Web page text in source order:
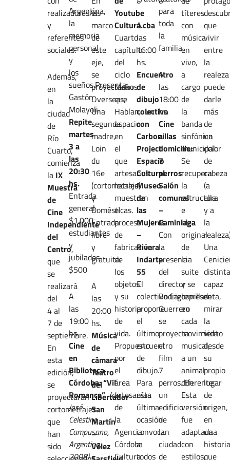
realizadores/as
y
referentes
sociales.
Además,
en
la
ciudad
de
Río
Cuarto,
comienza
la IX
Muestra
de
Cine
Independiente
del
Centro,
que
se
realizará
del
4 al
7 de
septiembre.
En
esta
edición,
se
proyectarán
cortometrajes
que
han
sido
Argentina,
la
memoria
personal
y
los
sueños.Presenta:
Gastón
Molayoli.
Repite
martes
3 a
las
20:30
hs.
Entrada
general
$1.000,
estudiantes
y
jubilados
$500
A
las
19:00
hs.
Cine
en
Biblioteca
Córdoba:“Vil
Romance”(de
José
Celestino
Campusano,
Argentina,
2008)
el
marco
de
este
eje,
se
proyectarán
Overseas,
Una
segunda
madre,
Loin
du
16e
(cortometraje)
y
Domésticas.
Entrada
libre
y
gratuita.
A
las
20:00
hs.
Música
de
cámara
Teatro
del
Libertador
San
Martín
–
Vélez
Youtube
Cultura.cba
Cuarto
capítulo
del
ciclo
Manos
que
Hablan, un
espacio
en
el
que
artesanos
locales
muestran
el
proceso
de
fabricación
de
los
objetos
y su
historia
de
vida.
Propuesto
por
el
área
artesanías
de
la
Agencia
Córdoba
Cultura
A
las
16:00
hs.
Encuentro
de
dibujo
colectivo
con
Carbonillas
Project
Espacio
Cultural
Museo
de
las
Mujeres
–
Rivera
Indarte
55
El
colectivoCarbonillas
propone
el
último
encuentro
de
dibujo.
Para
esta
última
ocasión
convocan
a
todos
para
toda
la
familia.
A
las
18:00
hs.
Cine
a
domicilio:
7
perros
Salón
comunal
–
Caminiaga
Con
la
presencia
del
director
Rodrigo
Guerrero
se
proyecta
el
film
7
perros.En
un
edificio
de
la
ciudad
de
títeres
con
música
en
vivo,
a
cargo
de
la
banda
sinfónica
municipal.
Se
recupera
la
estructura
e
idea
original
de
la
suite
y se
representa,
en
cada
movimiento
musical,
a un
animal
diferente.
Esta
versión
fue
adaptada
con
estilos,
que
vivir
entre
la
realeza
puede
darle
más
de
un
dolor
de
cabeza
(a
ella
y a
la
Una
capaz
de
mirar
la
vida
desde
su
propio
lugar
de
origen,
en
una
que